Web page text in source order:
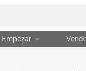
Empezar